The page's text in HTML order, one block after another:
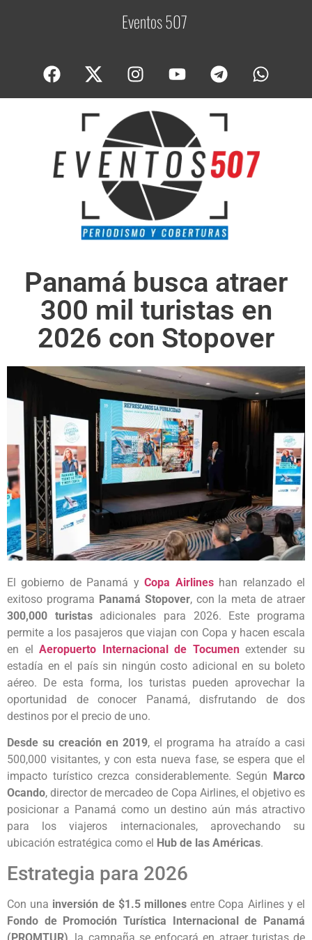
Eventos 507C
Panamá busca atraer
300 mil turistas en
2026 con Stopover
El gobierno de Panamá yCopa Airlineshan relanzado el
exitoso programa Panamá Stopover, con la meta de atraer
300,000 turistasadicionales para 2026. Este programa
permite a los pasajeros que viajan con Copa y hacen escala
en elAeropuerto Internacional de Tocumen extender su
estadía en el país sin ningún costo adicional en su boleto
aéreo. De esta forma, los turistas pueden aprovechar la
oportunidad de conocer Panamá, disfrutando de dos
destinos por el precio de uno.
Desde su creación en 2019, el programa ha atraído a casi
500,000 visitantes, y con esta nueva fase, se espera que el
impacto turístico crezca considerablemente. Según
Marco
Ocando, director de mercadeo de Copa Airlines, el objetivo es
posicionar a Panamá como un destino aún más atractivo
para los viajeros internacionales, aprovechando su
ubicación estratégica como el Hub de las Américas.
Estrategia para 2026
Con una inversión de $1.5 millones entre Copa Airlines y el
Fondo de Promoción Turística Internacional de Panamá